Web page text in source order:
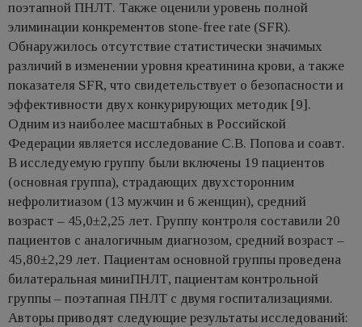
поэтапной ПНЛТ. Также оценили уровень полной
элиминации конкрементов stone-free rate (SFR).
Обнаружилось отсутствие статистически значимых
различий в изменении уровня креатинина крови, а также
показателя SFR, что свидетельствует о безопасности и
эффективности двух конкурирующих методик [9].
Одним из наиболее масштабных в Российской
Федерации является исследование С.В. Попова и соавт.
В исследуемую группу были включены 19 пациентов
(основная группа), страдающих двухсторонним
нефролитиазом (13 мужчин и 6 женщин), средний
возраст – 45,0±2,25 лет. Группу контроля составили 20
пациентов с аналогичным диагнозом, средний возраст –
45,80±2,29 лет. Пациентам основной группы проведена
билатеральная миниПНЛТ, пациентам контрольной
группы – поэтапная ПНЛТ с двумя госпитализациями.
Авторы приводят следующие результаты исследований: